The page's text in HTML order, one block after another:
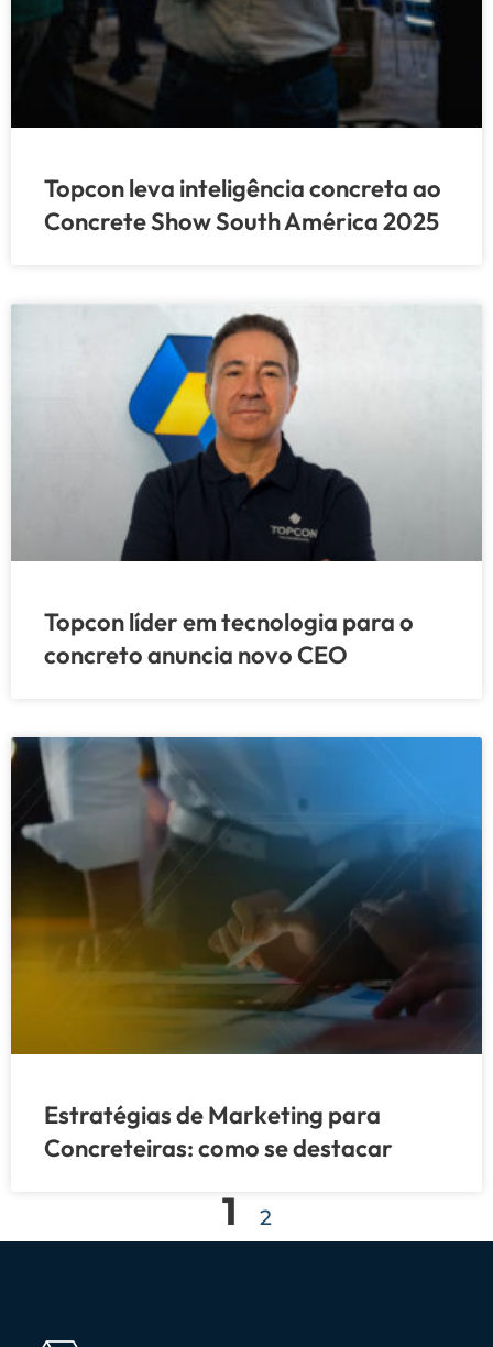
Topcon leva inteligência concreta ao
Concrete Show South América 2025
Topcon líder em tecnologia para o
concreto anuncia novo CEO
Estratégias de Marketing para
Concreteiras: como se destacar
1 2